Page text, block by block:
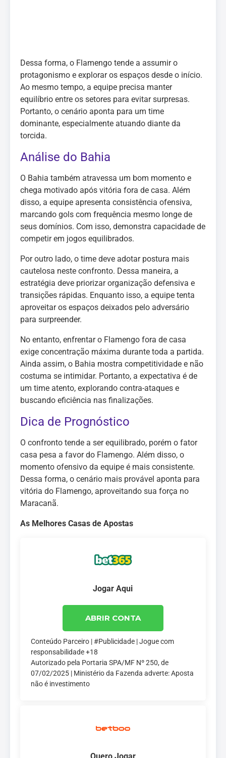
Dessa forma, o Flamengo tende a assumir o
protagonismo e explorar os espaços desde o início.
Ao mesmo tempo, a equipe precisa manter
equilíbrio entre os setores para evitar surpresas.
Portanto, o cenário aponta para um time
dominante, especialmente atuando diante da
torcida.
Análise do Bahia
O Bahia também atravessa um bom momento e
chega motivado após vitória fora de casa. Além
disso, a equipe apresenta consistência ofensiva,
marcando gols com frequência mesmo longe de
seus domínios. Com isso, demonstra capacidade de
competir em jogos equilibrados.
Por outro lado, o time deve adotar postura mais
cautelosa neste confronto. Dessa maneira, a
estratégia deve priorizar organização defensiva e
transições rápidas. Enquanto isso, a equipe tenta
aproveitar os espaços deixados pelo adversário
para surpreender.
No entanto, enfrentar o Flamengo fora de casa
exige concentração máxima durante toda a partida.
Ainda assim, o Bahia mostra competitividade e não
costuma se intimidar. Portanto, a expectativa é de
um time atento, explorando contra-ataques e
buscando eficiência nas finalizações.
Dica de Prognóstico
O confronto tende a ser equilibrado, porém o fator
casa pesa a favor do Flamengo. Além disso, o
momento ofensivo da equipe é mais consistente.
Dessa forma, o cenário mais provável aponta para
vitória do Flamengo, aproveitando sua força no
Maracanã.
As Melhores Casas de Apostas
Jogar Aqui
ABRIR CONTA
Conteúdo Parceiro | #Publicidade | Jogue com
responsabilidade +18
Autorizado pela Portaria SPA/MF Nº 250, de
07/02/2025 | Ministério da Fazenda adverte: Aposta
não é investimento